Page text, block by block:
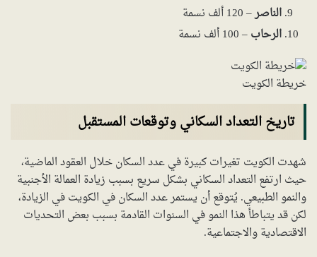
الناصر– 120 ألف نسمة
الرحاب– 100 ألف نسمة
خريطة الكويت
تاريخ التعداد السكاني وتوقعات المستقبل
شهدت الكويت تغيرات كبيرة في عدد السكان خلال العقود الماضية،
حيث ارتفع التعداد السكاني بشكل سريع بسبب زيادة العمالة الأجنبية
والنمو الطبيعي. يُتوقع أن يستمر عدد السكان في الكويت في الزيادة،
لكن قد يتباطأ هذا النمو في السنوات القادمة بسبب بعض التحديات
الاقتصادية والاجتماعية.